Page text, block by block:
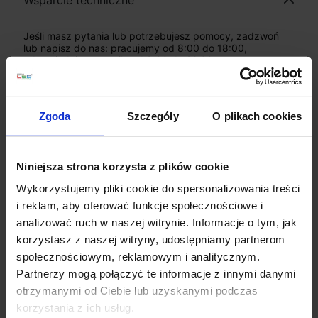
Zgoda Szczegóły O plikach cookies
Niniejsza strona korzysta z plików cookie
Wykorzystujemy pliki cookie do spersonalizowania treści
i reklam, aby oferować funkcje społecznościowe i
analizować ruch w naszej witrynie. Informacje o tym, jak
korzystasz z naszej witryny, udostępniamy partnerom
społecznościowym, reklamowym i analitycznym.
Partnerzy mogą połączyć te informacje z innymi danymi
otrzymanymi od Ciebie lub uzyskanymi podczas
korzystania z ich usług.
Jeśli masz pytania lub potrzebujesz pomocy, zadzwoń
lub napisz do nas: pracujemy od 8:00 do 18:00,
odpowiedzi na e-maile od 8:00 do 22:00.
phone
email
Metody płatności
Koszt dostawy
Zapytaj o produkt
Opis